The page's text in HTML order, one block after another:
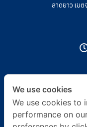
ลาดยาว เข
We use cookies
We use cookies to
performance on